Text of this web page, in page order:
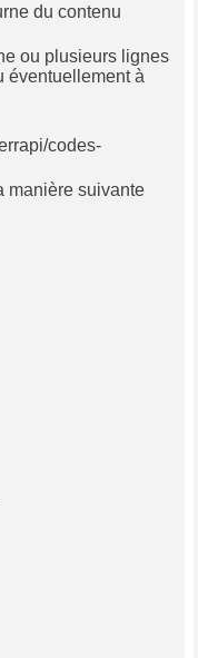
du contenu
ou plusieurs lignes
éventuellement à
codes-
manière suivante